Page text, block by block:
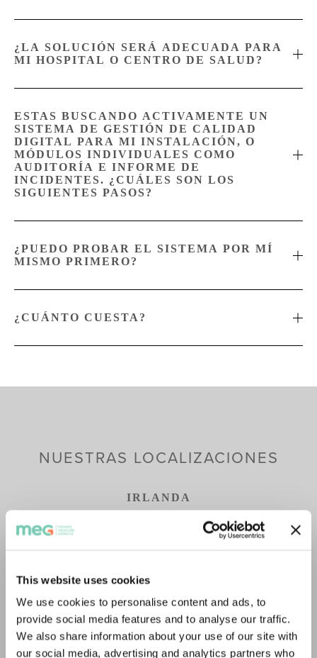
This website uses cookies
We use cookies to personalise content and ads, to
provide social media features and to analyse our traffic.
We also share information about your use of our site with
our social media, advertising and analytics partners who
¿LA SOLUCIÓN SERÁ ADECUADA PARA
MI HOSPITAL O CENTRO DE SALUD?
ESTAS BUSCANDO ACTIVAMENTE UN
SISTEMA DE GESTIÓN DE CALIDAD
DIGITAL PARA MI INSTALACIÓN, O
MÓDULOS INDIVIDUALES COMO
AUDITORÍA E INFORME DE
INCIDENTES. ¿CUÁLES SON LOS
SIGUIENTES PASOS?
¿PUEDO PROBAR EL SISTEMA POR MÍ
MISMO PRIMERO?
¿CUÁNTO CUESTA?
NUESTRAS LOCALIZACIONES
IRLANDA
🔎 The Digital Depot, Thomas Street,
✆ +353 (0)1 697 1579
REINO UNIDO